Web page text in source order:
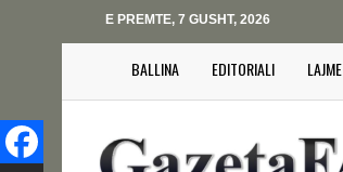
E PREMTE, 7 GUSHT, 2026
BALLINA EDITORIALI LAJME